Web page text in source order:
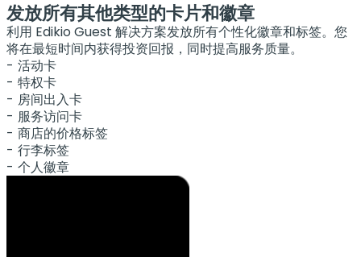
发放所有其他类型的卡片和徽章
利用 Edikio Guest 解决方案发放所有个性化徽章和标签。您
将在最短时间内获得投资回报，同时提高服务质量。
活动卡
特权卡
房间出入卡
服务访问卡
商店的价格标签
行李标签
个人徽章